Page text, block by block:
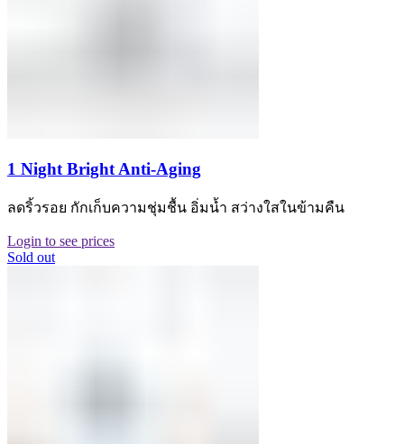
1 Night Bright Anti-Aging
ลดริ้วรอย กักเก็บความชุ่มชื้น อิ่มน้ำ สว่างใสในข้ามคืน
Login to see prices
Sold out